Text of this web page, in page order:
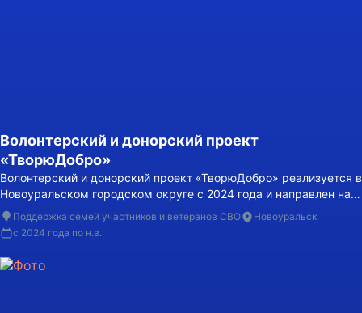
Волонтерский и донорский проект
«ТворюДобро»
Волонтерский и донорский проект «ТворюДобро» реализуется в
Новоуральском городском округе с 2024 года и направлен на
объединение волонтеров и доноров для оказания помощи
нуждающимся.
Поддержка семей участников и ветеранов СВО
Новоуральск
с 2024 года по н.в.